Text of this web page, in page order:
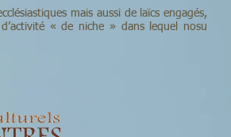
mais aussi de laïcs engagés,
« de niche » dans lequel nosu